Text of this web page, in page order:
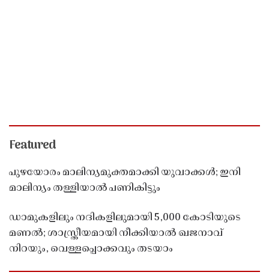
Featured
പുഴയോരം മാലിന്യമുക്തമാക്കി യുവാക്കൾ; ഇനി
മാലിന്യം തള്ളിയാൽ പണികിട്ടും
ഡാമുകളിലും നദികളിലുമായി 5,000 കോടിയുടെ
മണൽ; ശാസ്ത്രീയമായി നീക്കിയാൽ ഖജനാവ്
നിറയും, വെള്ളപ്പൊക്കവും തടയാം